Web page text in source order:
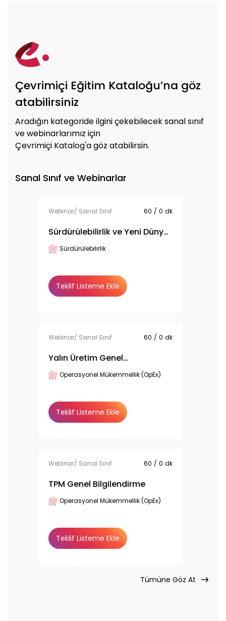
Çevrimiçi Eğitim Kataloğu’na göz
atabilirsiniz
Aradığın kategoride ilgini çekebilecek sanal sınıf
ve webinarlarımız için
Çevrimiçi Katalog'a göz atabilirsin.
Sanal Sınıf ve Webinarlar
Webinar/ Sanal Sınıf 60 / 0 dk
Sürdürülebilirlik ve Yeni Dünya
Becerileri
Sürdürülebilirlik
Teklif Listeme Ekle
Webinar/ Sanal Sınıf 60 / 0 dk
Yalın Üretim Genel
Bilgilendirme
Operasyonel Mükemmellik (OpEx)
Teklif Listeme Ekle
Webinar/ Sanal Sınıf 60 / 0 dk
TPM Genel Bilgilendirme
Operasyonel Mükemmellik (OpEx)
Teklif Listeme Ekle
Tümüne Göz At